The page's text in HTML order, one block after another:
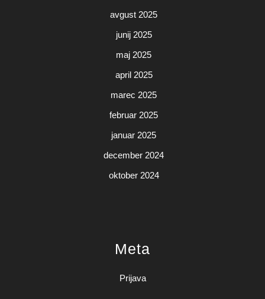
avgust 2025
junij 2025
maj 2025
april 2025
marec 2025
februar 2025
januar 2025
december 2024
oktober 2024
Meta
Prijava